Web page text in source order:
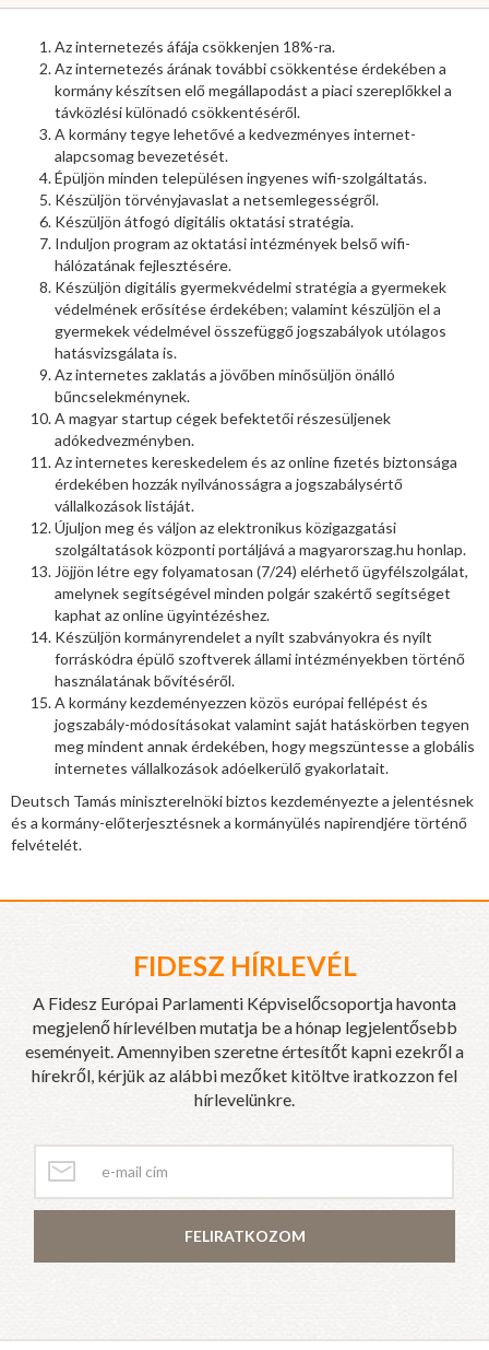
Az internetezés áfája csökkenjen 18%-ra.
Az internetezés árának további csökkentése érdekében a
kormány készítsen elő megállapodást a piaci szereplőkkel a
távközlési különadó csökkentéséről.
A kormány tegye lehetővé a kedvezményes internet-
alapcsomag bevezetését.
Épüljön minden településen ingyenes wifi-szolgáltatás.
Készüljön törvényjavaslat a netsemlegességről.
Készüljön átfogó digitális oktatási stratégia.
Induljon program az oktatási intézmények belső wifi-
hálózatának fejlesztésére.
Készüljön digitális gyermekvédelmi stratégia a gyermekek
védelmének erősítése érdekében; valamint készüljön el a
gyermekek védelmével összefüggő jogszabályok utólagos
hatásvizsgálata is.
Az internetes zaklatás a jövőben minősüljön önálló
bűncselekménynek.
A magyar startup cégek befektetői részesüljenek
adókedvezményben.
Az internetes kereskedelem és az online fizetés biztonsága
érdekében hozzák nyilvánosságra a jogszabálysértő
vállalkozások listáját.
Újuljon meg és váljon az elektronikus közigazgatási
szolgáltatások központi portáljává a magyarorszag.hu honlap.
Jöjjön létre egy folyamatosan (7/24) elérhető ügyfélszolgálat,
amelynek segítségével minden polgár szakértő segítséget
kaphat az online ügyintézéshez.
Készüljön kormányrendelet a nyílt szabványokra és nyílt
forráskódra épülő szoftverek állami intézményekben történő
használatának bővítéséről.
A kormány kezdeményezzen közös európai fellépést és
jogszabály-módosításokat valamint saját hatáskörben tegyen
meg mindent annak érdekében, hogy megszüntesse a globális
internetes vállalkozások adóelkerülő gyakorlatait.
Deutsch Tamás miniszterelnöki biztos kezdeményezte a jelentésnek
és a kormány-előterjesztésnek a kormányülés napirendjére történő
felvételét.
FIDESZ HÍRLEVÉL
A Fidesz Európai Parlamenti Képviselőcsoportja havonta
megjelenő hírlevélben mutatja be a hónap legjelentősebb
eseményeit. Amennyiben szeretne értesítőt kapni ezekről a
hírekről, kérjük az alábbi mezőket kitöltve iratkozzon fel
hírlevelünkre.
FELIRATKOZOM